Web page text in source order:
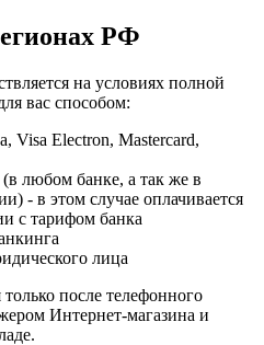
РФ
на условиях полной
вас способом:
Visa Electron, Mastercard,
любом банке, а так же в
- в этом случае оплачивается
с тарифом банка
лица
после телефонного
Интернет-магазина и